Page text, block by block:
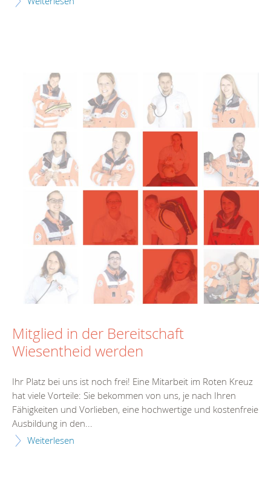
Mitglied in der Bereitschaft
Wiesentheid werden
Ihr Platz bei uns ist noch frei! Eine Mitarbeit im Roten Kreuz
hat viele Vorteile: Sie bekommen von uns, je nach Ihren
Fähigkeiten und Vorlieben, eine hochwertige und kostenfreie
Ausbildung in den...
Weiterlesen